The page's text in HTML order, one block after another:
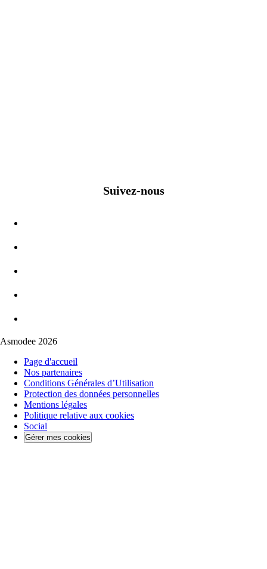
Suivez-nous
Asmodee 2026
Page d'accueil
Nos partenaires
Conditions Générales d’Utilisation
Protection des données personnelles
Mentions légales
Politique relative aux cookies
Social
Gérer mes cookies